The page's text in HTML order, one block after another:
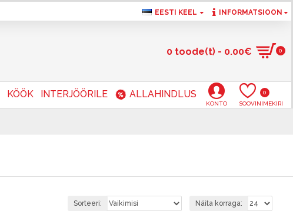
EESTI KEEL INFORMATSIOON
0 toode(t) - 0.00€ 0
KÖÖK INTERJÖÖRILE ALLAHINDLUS
KONTO SOOVINIMEKIRI
0
Sorteeri: Näita korraga: